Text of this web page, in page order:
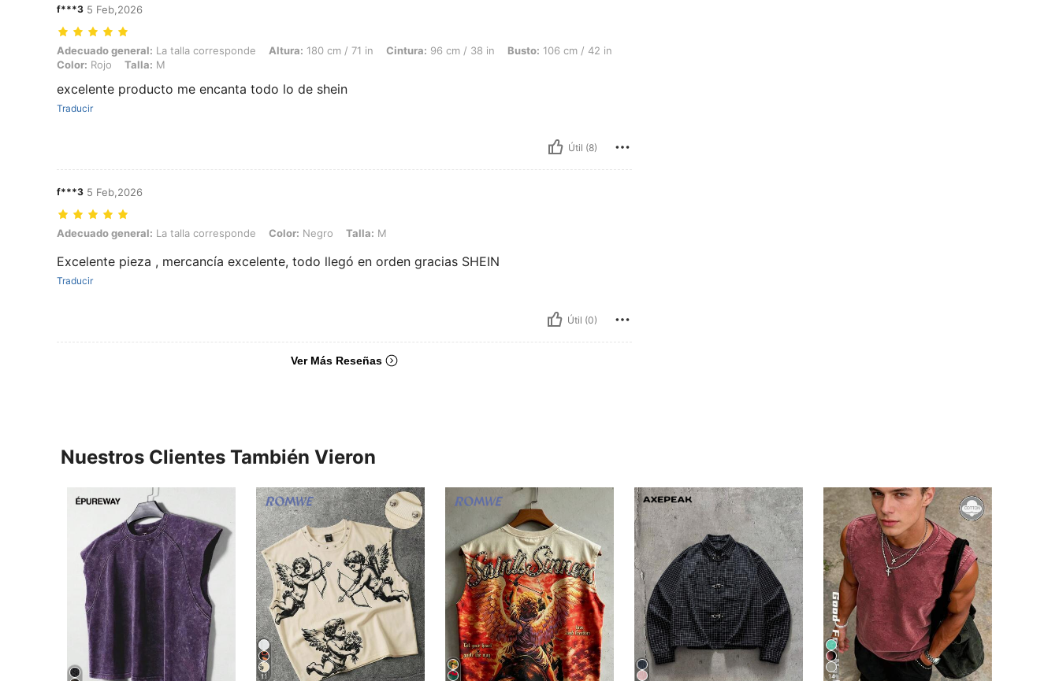
f***3 5 Feb,2026
Adecuado general: La talla corresponde, Altura: 180 cm / 71 in, Cintura: 96 cm / 38 in, Busto: 106 cm / 42 in, Color: Rojo, Talla: M
Adecuado general: La talla corresponde Altura: 180 cm / 71 in Cintura: 96 cm / 38 in Busto: 106 cm / 42 in
Color: Rojo Talla: M
excelente producto me encanta todo lo de shein
Traducir
Útil (8)
f***3 5 Feb,2026
Adecuado general: La talla corresponde, Color: Negro, Talla: M
Adecuado general: La talla corresponde Color: Negro Talla: M
Excelente pieza , mercancía excelente, todo llegó en orden gracias SHEIN
Traducir
Útil (0)
Ver Más Reseñas
Nuestros Clientes También Vieron
11 14